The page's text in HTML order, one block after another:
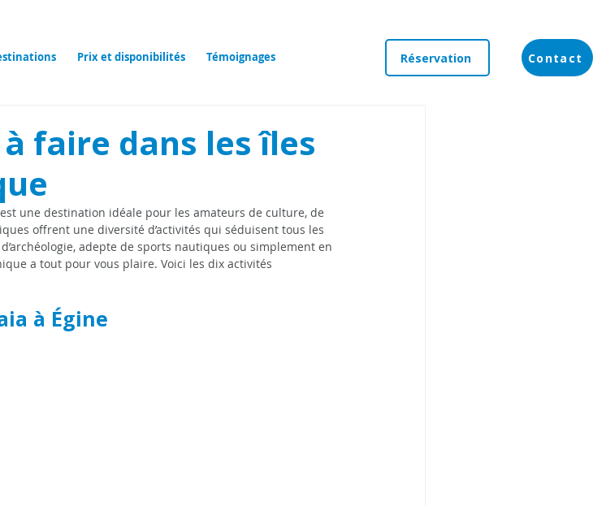
Prix et disponibilités Témoignages Réservation Contact
faire dans les îles
une destination idéale pour les amateurs de culture, de
offrent une diversité d’activités qui séduisent tous les
adepte de sports nautiques ou simplement en
a tout pour vous plaire. Voici les dix activités
à Égine